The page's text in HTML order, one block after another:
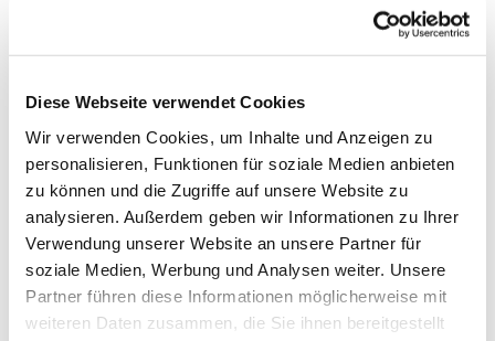
Diese Webseite verwendet Cookies
Wir verwenden Cookies, um Inhalte und Anzeigen zu
personalisieren, Funktionen für soziale Medien anbieten
zu können und die Zugriffe auf unsere Website zu
analysieren. Außerdem geben wir Informationen zu Ihrer
Verwendung unserer Website an unsere Partner für
soziale Medien, Werbung und Analysen weiter. Unsere
Partner führen diese Informationen möglicherweise mit
weiteren Daten zusammen, die Sie ihnen bereitgestellt